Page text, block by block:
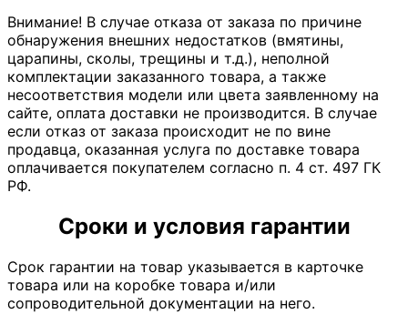
Внимание! В случае отказа от заказа по причине
обнаружения внешних недостатков (вмятины,
царапины, сколы, трещины и т.д.), неполной
комплектации заказанного товара, а также
несоответствия модели или цвета заявленному на
сайте, оплата доставки не производится. В случае
если отказ от заказа происходит не по вине
продавца, оказанная услуга по доставке товара
оплачивается покупателем согласно п. 4 ст. 497 ГК
РФ.
Сроки и условия гарантии
Срок гарантии на товар указывается в карточке
товара или на коробке товара и/или
сопроводительной документации на него.